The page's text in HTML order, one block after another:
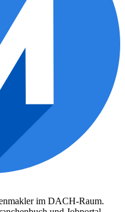
im DACH-Raum.